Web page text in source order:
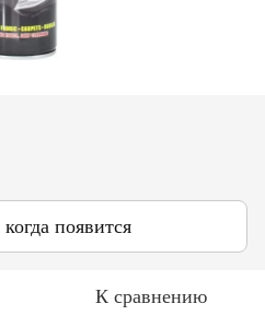
появится
К сравнению